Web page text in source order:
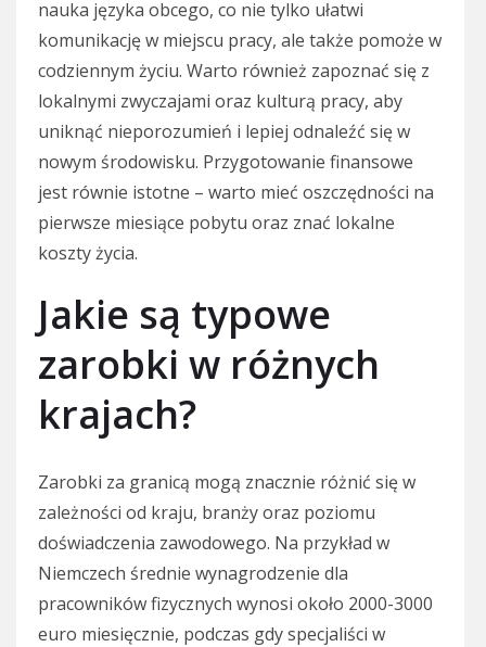
nauka języka obcego, co nie tylko ułatwi
komunikację w miejscu pracy, ale także pomoże w
codziennym życiu. Warto również zapoznać się z
lokalnymi zwyczajami oraz kulturą pracy, aby
uniknąć nieporozumień i lepiej odnaleźć się w
nowym środowisku. Przygotowanie finansowe
jest równie istotne – warto mieć oszczędności na
pierwsze miesiące pobytu oraz znać lokalne
koszty życia.
Jakie są typowe
zarobki w różnych
krajach?
Zarobki za granicą mogą znacznie różnić się w
zależności od kraju, branży oraz poziomu
doświadczenia zawodowego. Na przykład w
Niemczech średnie wynagrodzenie dla
pracowników fizycznych wynosi około 2000-3000
euro miesięcznie, podczas gdy specjaliści w